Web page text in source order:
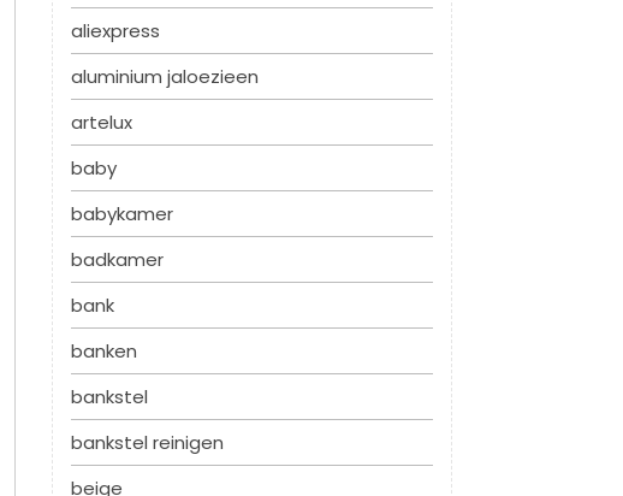
aliexpress
aluminium jaloezieen
artelux
baby
babykamer
badkamer
bank
banken
bankstel
bankstel reinigen
beige